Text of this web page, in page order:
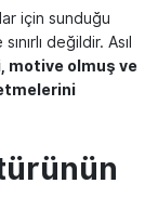
için sunduğu
değildir. Asıl
motive olmuş ve